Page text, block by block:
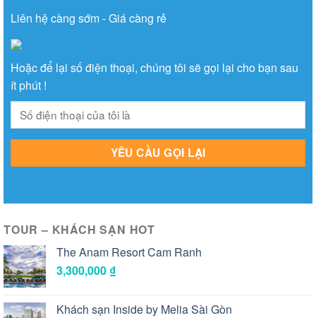
Liên hệ càng sớm - Giá càng rẻ
Hoặc để lại số điện thoại, chúng tôi sẽ gọi lại cho bạn sau
ít phút !
TOUR – KHÁCH SẠN HOT
The Anam Resort Cam Ranh
3,300,000 ₫
Khách sạn Inside by Melia Sài Gòn